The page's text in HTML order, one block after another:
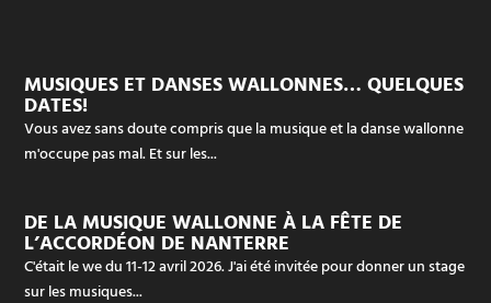
MUSIQUES ET DANSES WALLONNES… QUELQUES
DATES!
Vous avez sans doute compris que la musique et la danse wallonne
m'occupe pas mal. Et sur les...
DE LA MUSIQUE WALLONNE À LA FÊTE DE
L’ACCORDÉON DE NANTERRE
C'était le we du 11-12 avril 2026. J'ai été invitée pour donner un stage
sur les musiques...